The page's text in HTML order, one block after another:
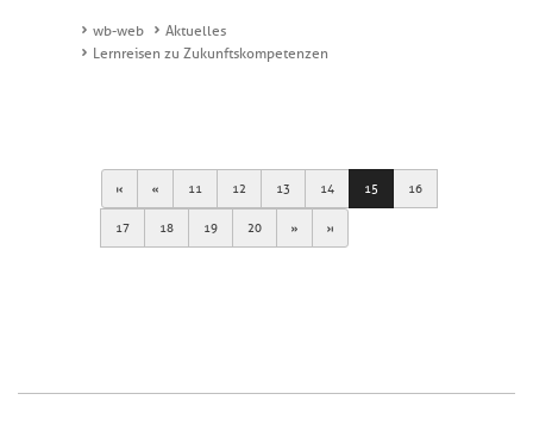
wb-web
Aktuelles
Lernreisen zu Zukunftskompetenzen
First Previous
11 12 13 14 15 16
17 18 19 20 Next Last